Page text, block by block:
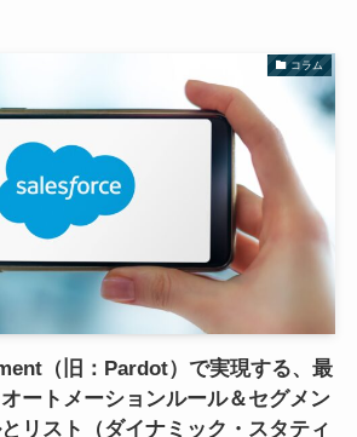
コラム
（旧：Pardot）で実現する、最
ートメーションルール＆セグメン
リスト（ダイナミック・スタティ